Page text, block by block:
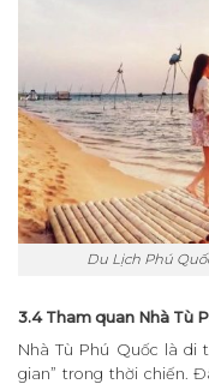
Du Lịch Phú
3.4 Tham quan Nhà Tù
Nhà Tù Phú Quốc là di
gian” trong thời chiến.